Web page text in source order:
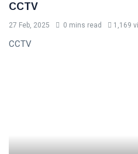
CCTV
27 Feb, 2025 0 mins read 1,169
CCTV